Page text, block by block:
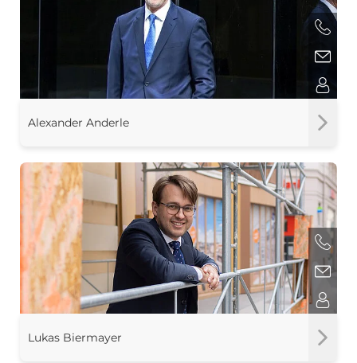
Alexander Anderle
Lukas Biermayer